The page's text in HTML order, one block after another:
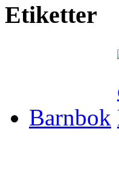
Etiketter
Barnbok